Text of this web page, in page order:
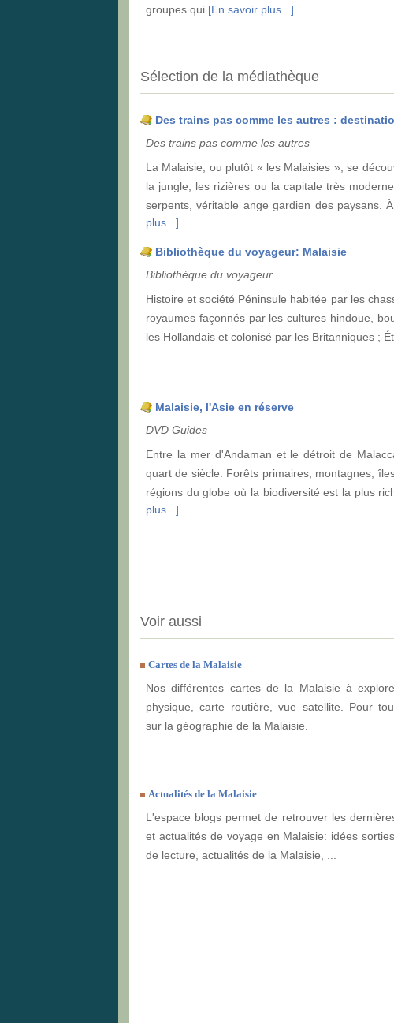
groupes qui [En savoir plus...]
Sélection de la médiathèque
Des trains pas comme les autres :
Des trains pas comme les autres
La Malaisie, ou plutôt « les Malaisies », se
la jungle, les rizières ou la capitale très
serpents, véritable ange gardien des paysans.
plus...]
Bibliothèque du voyageur: Malaisie
Bibliothèque du voyageur
Histoire et société Péninsule habitée par les
royaumes façonnés par les cultures hindoue,
les Hollandais et colonisé par les Britanniques ;
Malaisie, l'Asie en réserve
DVD Guides
Entre la mer d'Andaman et le détroit de
quart de siècle. Forêts primaires, montagnes,
régions du globe où la biodiversité est la plus
plus...]
Voir aussi
Cartes de la Malaisie
Nos différentes cartes de la Malaisie à
physique, carte routière, vue satellite. Pour
sur la géographie de la Malaisie.
Actualités de la Malaisie
L'espace blogs permet de retrouver les
et actualités de voyage en Malaisie: idées
de lecture, actualités de la Malaisie, ...